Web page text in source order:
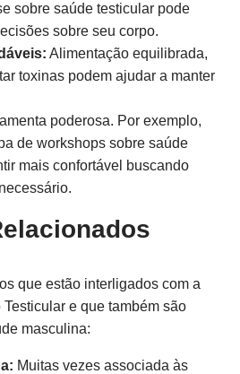
sobre saúde testicular pode
sobre seu corpo.
Alimentação equilibrada,
toxinas podem ajudar a manter
poderosa. Por exemplo,
de workshops sobre saúde
mais confortável buscando
que estão interligados com a
e que também são
masculina:
Muitas vezes associada às